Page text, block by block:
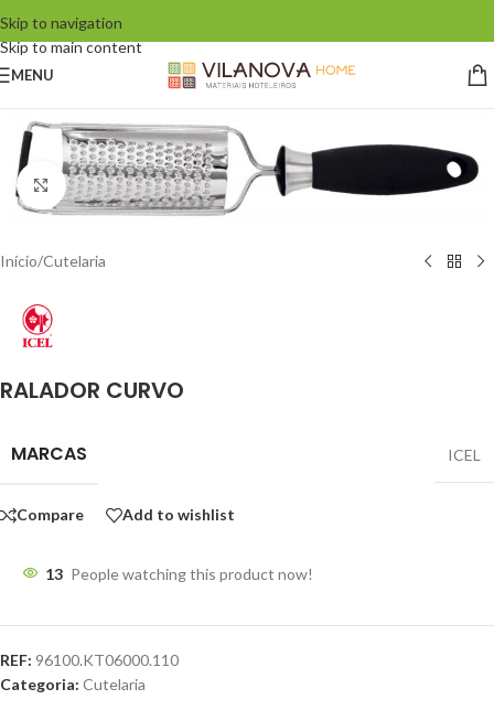
Skip to navigation
Skip to main content
MENU
Click to enlarge
Início/Cutelaria
RALADOR CURVO
MARCAS ICEL
Compare Add to wishlist
13 People watching this product now!
REF: 96100.KT06000.110
Categoria: Cutelaria